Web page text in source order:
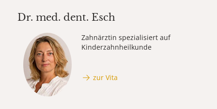
Dr. med. dent. Esch
Zahnärztin spezialisiert auf
Kinderzahnheilkunde
zur Vita